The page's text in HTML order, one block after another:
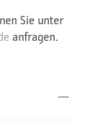
Sie unter
anfragen.